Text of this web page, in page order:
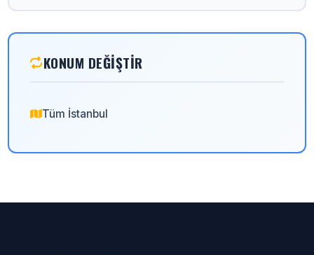
KONUM DEĞIŞTIR
Tüm İstanbul